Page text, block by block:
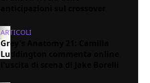
ARTICOLI
Grey's Anatomy 21: Camilla
Luddington commenta online